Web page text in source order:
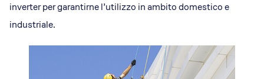
inverter per garantirne l’utilizzo in ambito domestico e
industriale.